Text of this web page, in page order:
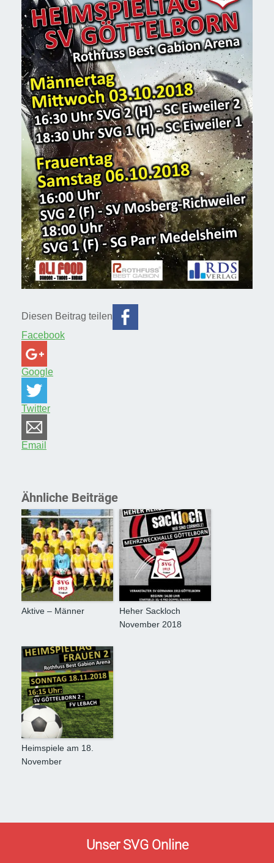
Diesen Beitrag teilen
Facebook
Google
Twitter
Email
Ähnliche Beiträge
Aktive – Männer
Heher Sackloch
November 2018
Heimspiele am 18.
November
Unser SVG Online